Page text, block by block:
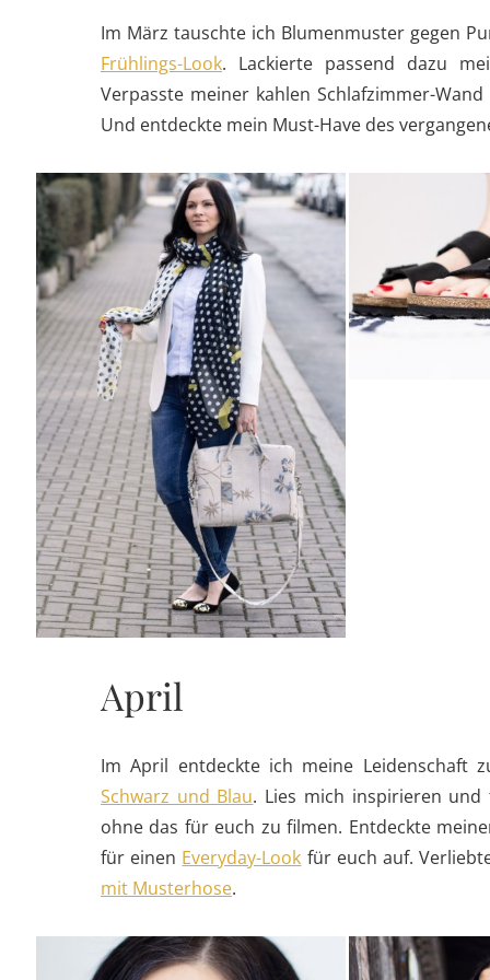
Im März tauschte ich Blumenmuster gegen
Frühlings-Look. Lackierte passend dazu
Verpasste meiner kahlen Schlafzimmer-
Und entdeckte mein Must-Have des
April
Im April entdeckte ich meine Leidenschaft
Schwarz und Blau. Lies mich inspirieren
ohne das für euch zu filmen. Entdeckte
für einen Everyday-Look für euch auf.
mit Musterhose.